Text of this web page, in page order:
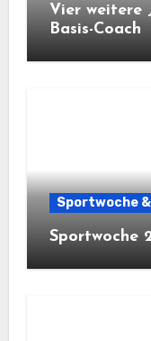
Vier weitere
Basis-Coach
Sportwoche
Sportwoche